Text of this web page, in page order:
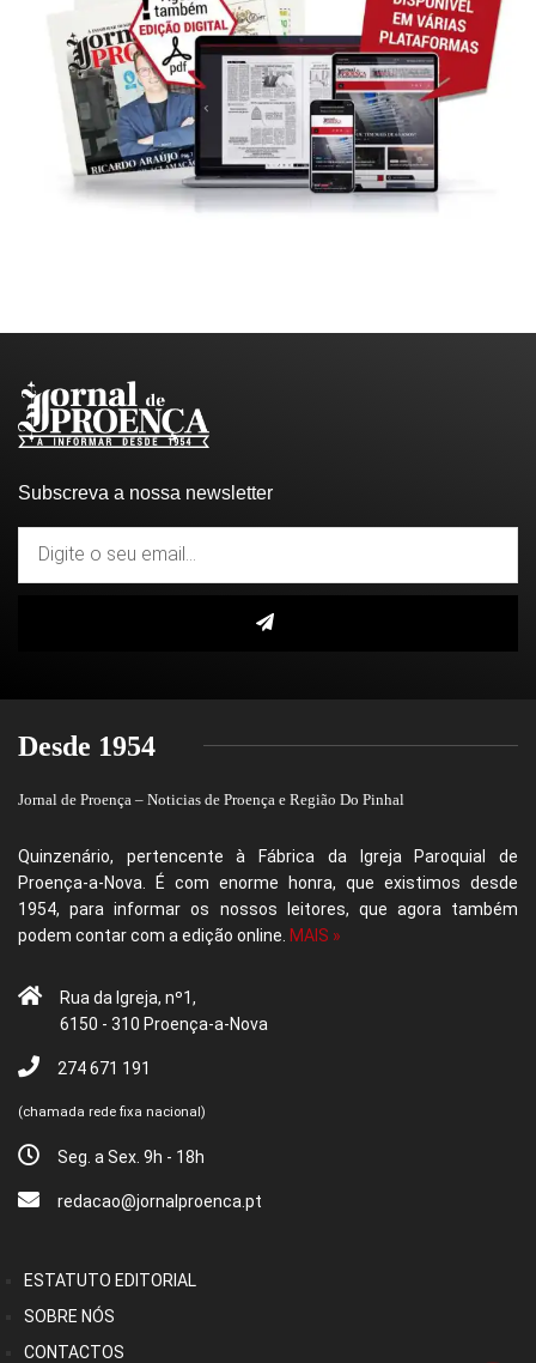
Subscreva a nossa newsletter
Desde 1954
Jornal de Proença – Noticias de Proença e Região Do Pinhal
Quinzenário, pertencente à Fábrica da Igreja Paroquial de
Proença-a-Nova. É com enorme honra, que existimos desde
1954, para informar os nossos leitores, que agora também
podem contar com a edição online. MAIS »
Rua da Igreja, nº1,
6150 - 310 Proença-a-Nova
274 671 191
(chamada rede fixa nacional)
Seg. a Sex. 9h - 18h
redacao@jornalproenca.pt
ESTATUTO EDITORIAL
SOBRE NÓS
CONTACTOS